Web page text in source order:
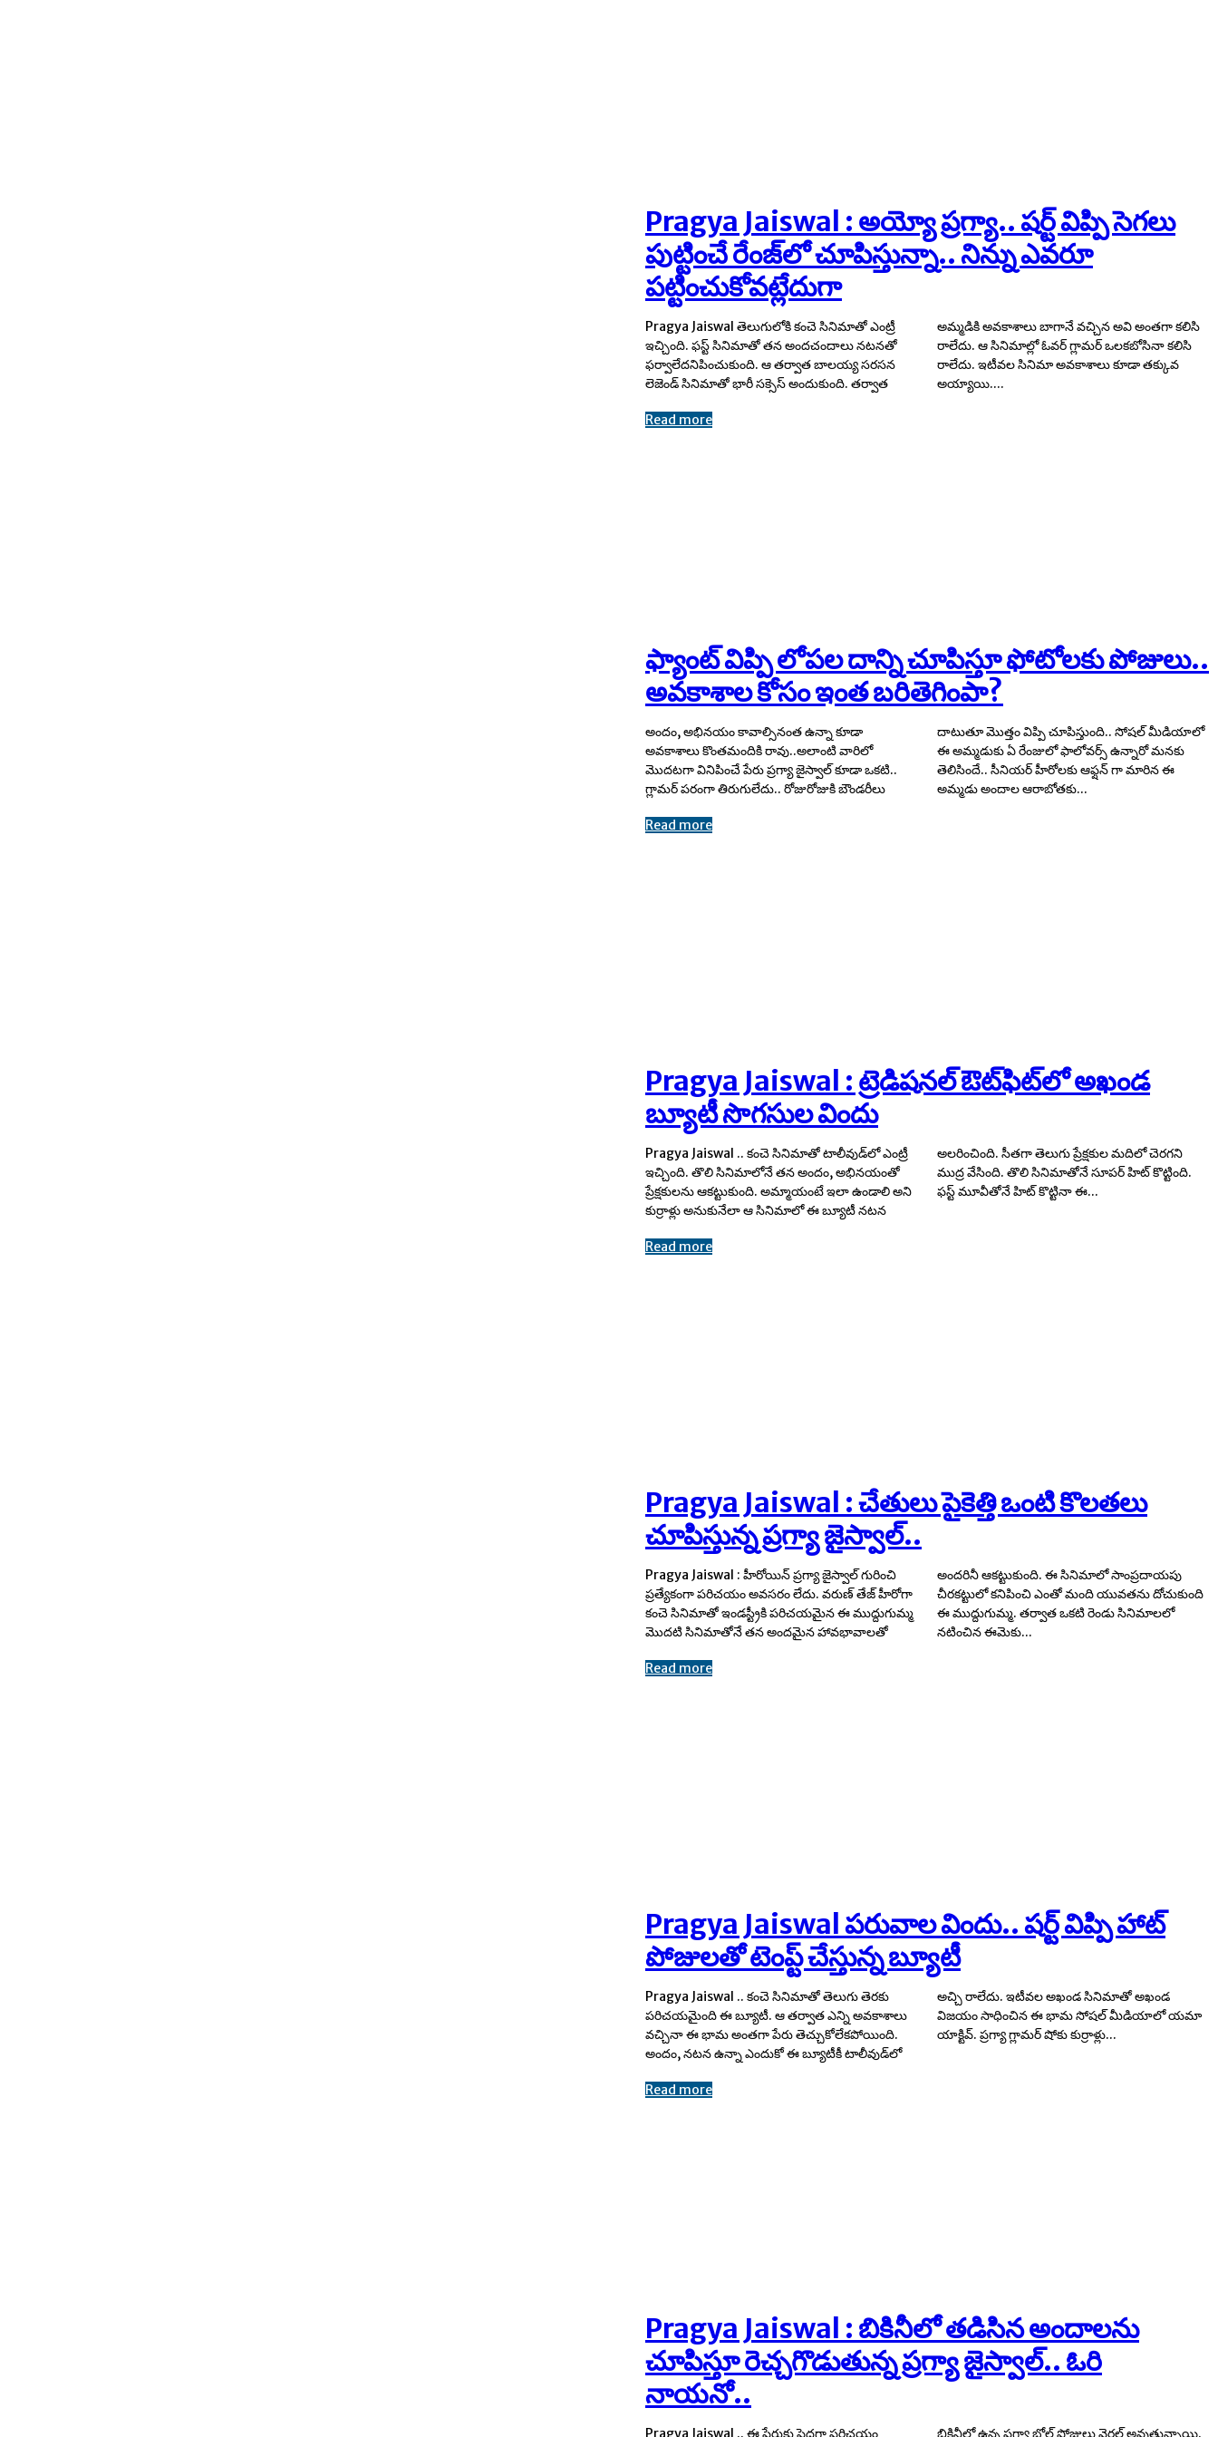
Pragya Jaiswal : అయ్యో ప్రగ్యా.. షర్ట్ విప్పి సెగలు
పుట్టించే రేంజ్‎లో చూపిస్తున్నా.. నిన్ను ఎవరూ
పట్టించుకోవట్లేదుగా
Pragya Jaiswal తెలుగులోకి కంచె సినిమాతో ఎంట్రీ
ఇచ్చింది. ఫస్ట్ సినిమాతో తన అందచందాలు నటనతో
ఫర్వాలేదనిపించుకుంది. ఆ తర్వాత బాలయ్య సరసన
లెజెండ్ సినిమాతో భారీ సక్సెస్ అందుకుంది. తర్వాత
అమ్మడికి అవకాశాలు బాగానే వచ్చిన అవి అంతగా కలిసి
రాలేదు. ఆ సినిమాల్లో ఓవర్ గ్లామర్ ఒలకబోసినా కలిసి
రాలేదు. ఇటీవల సినిమా అవకాశాలు కూడా తక్కువ
అయ్యాయి....
Read more
ఫ్యాంట్ విప్పి లోపల దాన్ని చూపిస్తూ ఫోటోలకు పోజులు..
అవకాశాల కోసం ఇంత బరితెగింపా?
అందం, అభినయం కావాల్సినంత ఉన్నా కూడా
అవకాశాలు కొంతమందికి రావు..అలాంటి వారిలో
మొదటగా వినిపించే పేరు ప్రగ్యా జైస్వాల్ కూడా ఒకటి..
గ్లామర్ పరంగా తిరుగులేదు.. రోజురోజుకి బౌండరీలు
దాటుతూ మొత్తం విప్పి చూపిస్తుంది.. సోషల్ మీడియాలో
ఈ అమ్మడుకు ఏ రేంజులో ఫాలోవర్స్ ఉన్నారో మనకు
తెలిసిందే.. సీనియర్ హీరోలకు ఆఫ్షన్ గా మారిన ఈ
అమ్మడు అందాల ఆరాబోతకు...
Read more
Pragya Jaiswal : ట్రెడిషనల్ ఔట్​ఫిట్​లో అఖండ
బ్యూటీ సొగసుల విందు
Pragya Jaiswal .. కంచె సినిమాతో టాలీవుడ్​లో ఎంట్రీ
ఇచ్చింది. తొలి సినిమాలోనే తన అందం, అభినయంతో
ప్రేక్షకులను ఆకట్టుకుంది. అమ్మాయంటే ఇలా ఉండాలి అని
కుర్రాళ్లు అనుకునేలా ఆ సినిమాలో ఈ బ్యూటీ నటన
అలరించింది. సీతగా తెలుగు ప్రేక్షకుల మదిలో చెరగని
ముద్ర వేసింది. తొలి సినిమాతోనే సూపర్ హిట్​ కొట్టింది.
ఫస్ట్ మూవీతోనే హిట్ కొట్టినా ఈ...
Read more
Pragya Jaiswal : చేతులు పైకెత్తి ఒంటి కొలతలు
చూపిస్తున్న ప్రగ్యా జైస్వాల్..
Pragya Jaiswal : హీరోయిన్ ప్రగ్యా జైస్వాల్ గురించి
ప్రత్యేకంగా పరిచయం అవసరం లేదు. వరుణ్ తేజ్ హీరోగా
కంచె సినిమాతో ఇండస్ట్రీకి పరిచయమైన ఈ ముద్దుగుమ్మ
మొదటి సినిమాతోనే తన అందమైన హావభావాలతో
అందరినీ ఆకట్టుకుంది. ఈ సినిమాలో సాంప్రదాయపు
చీరకట్టులో కనిపించి ఎంతో మంది యువతను దోచుకుంది
ఈ ముద్దుగుమ్మ. తర్వాత ఒకటి రెండు సినిమాలలో
నటించిన ఈమెకు...
Read more
Pragya Jaiswal పరువాల విందు.. షర్ట్ విప్పి హాట్
పోజులతో టెంప్ట్ చేస్తున్న బ్యూటీ
Pragya Jaiswal .. కంచె సినిమాతో తెలుగు తెరకు
పరిచయమైంది ఈ బ్యూటీ. ఆ తర్వాత ఎన్ని అవకాశాలు
వచ్చినా ఈ భామ అంతగా పేరు తెచ్చుకోలేకపోయింది.
అందం, నటన ఉన్నా ఎందుకో ఈ బ్యూటీకీ టాలీవుడ్​లో
అచ్చి రాలేదు. ఇటీవల అఖండ సినిమాతో అఖండ
విజయం సాధించిన ఈ భామ సోషల్ మీడియాలో యమా
యాక్టివ్. ప్రగ్యా గ్లామర్ షోకు కుర్రాళ్లు...
Read more
Pragya Jaiswal : బికినీలో తడిసిన అందాలను
చూపిస్తూ రెచ్చగొడుతున్న ప్రగ్యా జైస్వాల్.. ఓరి
నాయనో..
Pragya Jaiswal .. ఈ పేరుకు పెద్దగా పరిచయం
బికినీలో ఉన్న ప్రగ్యా బోల్డ్ ఫోజులు వైరల్ అవుతున్నాయి.